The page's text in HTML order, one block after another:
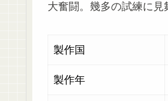
大奮闘。幾多の試練に見
製作国
製作年